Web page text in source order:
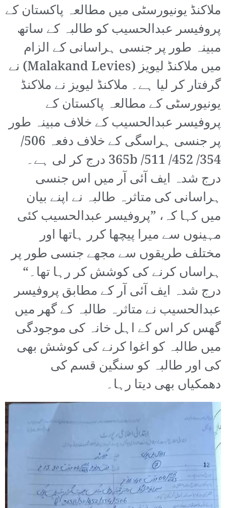
ملاکنڈ یونیورسٹی میں مطالعہ پاکستان کے
پروفیسر عبدالحسیب کو طالبہ کے ساتھ
مبینہ طور پر جنسی ہراسانی کے الزام
میں ملاکنڈ لیویز (Malakand Levies) نے
گرفتار کر لیا ہے۔ ملاکنڈ لیویز نے ملاکنڈ
یونیورسٹی کے مطالعہ پاکستان کے
پروفیسر عبدالحسیب کے خلاف مبینہ طور
پر جنسی ہراسگی کے خلاف دفعہ 506/
354/ 452/ 511/ 365b درج کر لی ہے۔
درج شدہ ایف آئی آر میں اس جنسی
ہراسانی کی متاثرہ طالبہ نے اپنے بیان
میں کہا کہ، ”پروفیسر عبدالحسیب کئی
مہینوں سے میرا پیچھا کرر ہاتھا اور
مختلف طریقوں سے مجھے جنسی طور پر
ہراساں کرنے کی کوشش کر رہا تھا۔“
درج شدہ ایف آئی آر کے مطابق پروفیسر
عبدالحسیب نے متاثرہ طالبہ کے گھر میں
گھس کر اس کے اہل خانہ کی موجودگی
میں طالبہ کو اغوا کرنے کی کوشش بھی
کی اور طالبہ کو سنگین قسم کی
دھمکیاں بھی دیتا رہا۔